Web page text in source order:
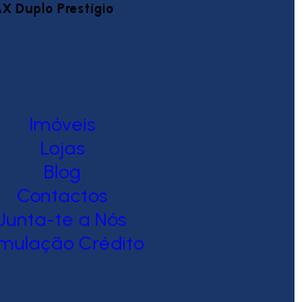
Duplo Prestígio
Imóveis
Lojas
Blog
Contactos
Junta-te a Nós
Crédito